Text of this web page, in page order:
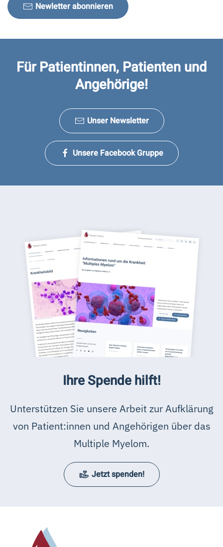
Newletter abonnieren
Für Patientinnen, Patienten und
Angehörige!
Unser Newsletter
Unsere Facebook Gruppe
Ihre Spende hilft!
Unterstützen Sie unsere Arbeit zur Aufklärung
von Patient:innen und Angehörigen über das
Multiple Myelom.
Jetzt spenden!